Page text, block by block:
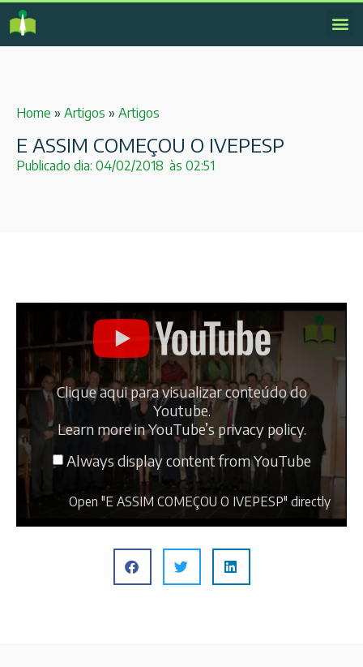
Home » Artigos » Artigos
E ASSIM COMEÇOU O IVEPESP
Publicado dia: 04/02/2018 às 02:51
Clique aqui para visualizar conteúdo do
Youtube.
Learn more inYouTube’s privacy policy.
Always display content from YouTube
Open "E ASSIM COMEÇOU O IVEPESP" directly